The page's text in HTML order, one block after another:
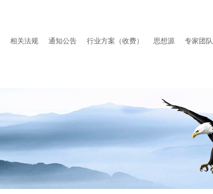
相关法规 通知公告 行业方案（收费） 思想源 专家团队